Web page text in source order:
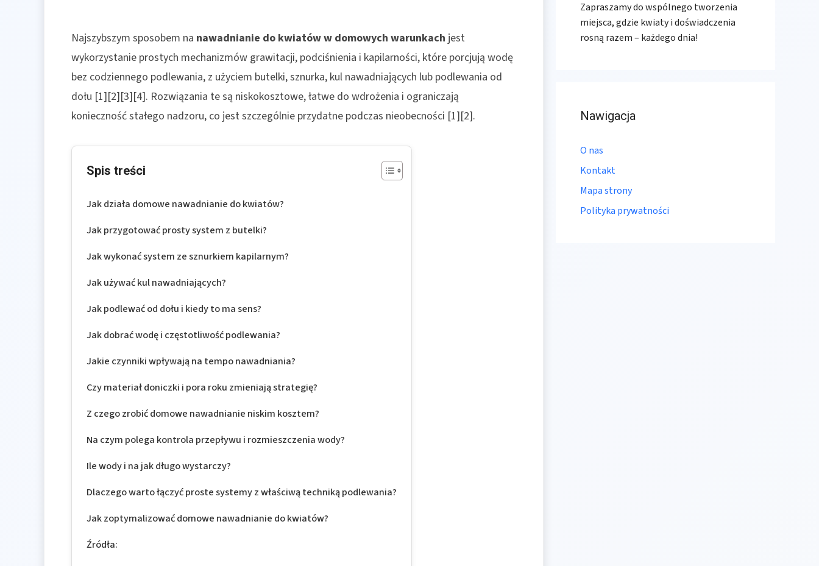
Najszybszym sposobem na nawadnianie do kwiatóww domowych warunkach jest
wykorzystanie prostych mechanizmów grawitacji, podciśnienia i kapilarności, które porcjują wodę
bez codziennego podlewania, z użyciem butelki, sznurka, kul nawadniających lub podlewania od
dołu [1][2][3][4]. Rozwiązania te są niskokosztowe, łatwe do wdrożenia i ograniczają
konieczność stałego nadzoru, co jest szczególnie przydatne podczas nieobecności [1][2].
Spis treści
Jak działa domowe nawadnianie do kwiatów?
Jak przygotować prosty system z butelki?
Jak wykonać system ze sznurkiem kapilarnym?
Jak używać kul nawadniających?
Jak podlewać od dołu i kiedy to ma sens?
Jak dobrać wodę i częstotliwość podlewania?
Jakie czynniki wpływają na tempo nawadniania?
Czy materiał doniczki i pora roku zmieniają strategię?
Z czego zrobić domowe nawadnianie niskim kosztem?
Na czym polega kontrola przepływu i rozmieszczenia wody?
Ile wody i na jak długo wystarczy?
Dlaczego warto łączyć proste systemy z właściwą techniką podlewania?
Jak zoptymalizować domowe nawadnianie do kwiatów?
Źródła:
Zapraszamy do wspólnego tworzenia
miejsca, gdzie kwiaty i doświadczenia
rosną razem – każdego dnia!
Nawigacja
O nas
Kontakt
Mapa strony
Polityka prywatności